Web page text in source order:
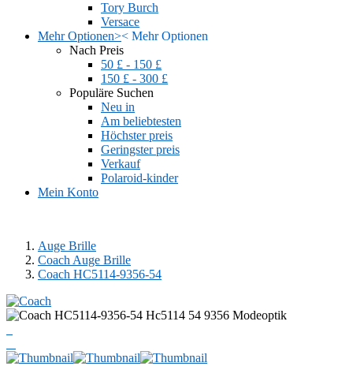
Tory Burch
Versace
Mehr Optionen>< Mehr Optionen
Nach Preis
50 £ - 150 £
150 £ - 300 £
Populäre Suchen
Neu in
Am beliebtesten
Höchster preis
Geringster preis
Verkauf
Polaroid-kinder
Mein Konto
Auge Brille
Coach Auge Brille
Coach HC5114-9356-54